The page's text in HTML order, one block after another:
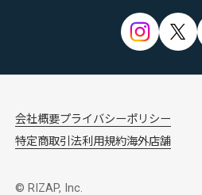
会社概要プライバシーポリシー
特定商取引法利用規約海外店舗
© RIZAP, Inc.